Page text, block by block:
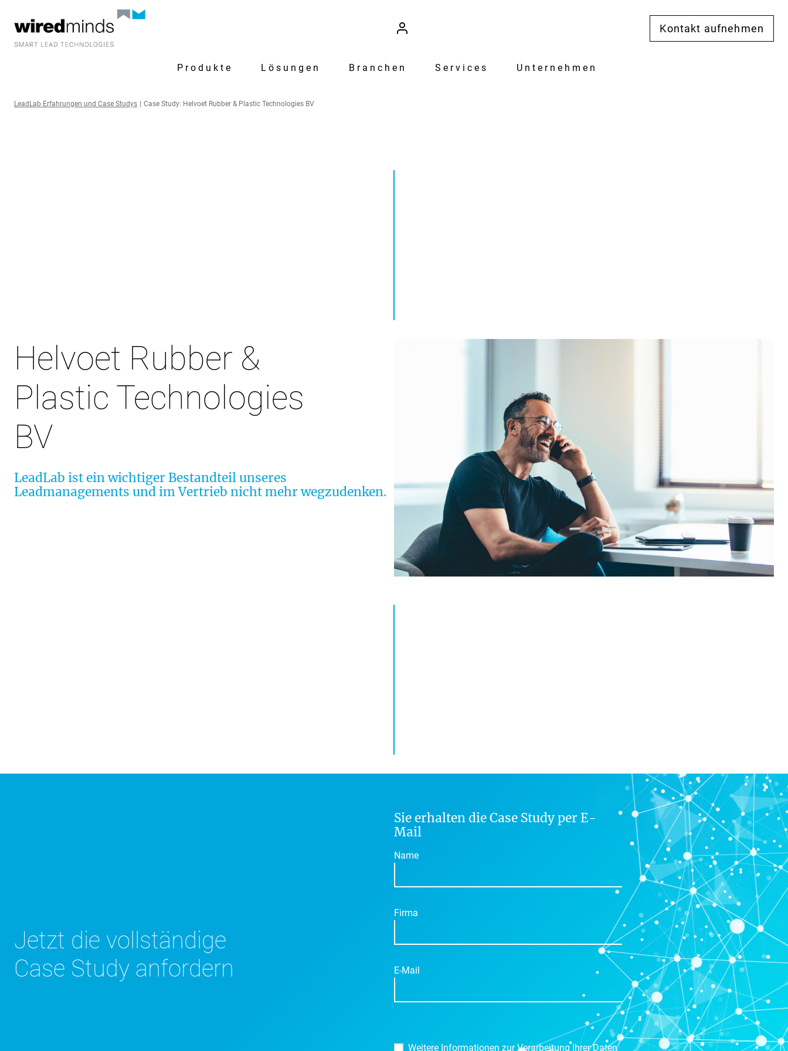
Produkte Lösungen Branchen Services Unternehmen
Kontakt aufnehmen
LeadLab Erfahrungen und Case Studys Case Study: Helvoet Rubber & Plastic Technologies BV
Helvoet Rubber &
Plastic Technologies
BV
LeadLab ist ein wichtiger Bestandteil unseres
Leadmanagements und im Vertrieb nicht mehr wegzudenken.
Jetzt die vollständige
Case Study anfordern
Sie erhalten die Case Study per E-
Mail
Name
Firma
E-Mail
i
Weitere Informationen zur Verarbeitung Ihrer Daten